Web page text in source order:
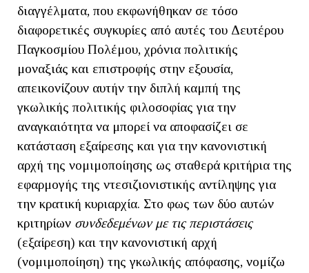
διαγγέλματα, που εκφωνήθηκαν σε τόσο
διαφορετικές συγκυρίες από αυτές του Δευτέρου
Παγκοσμίου Πολέμου, χρόνια πολιτικής
μοναξιάς και επιστροφής στην εξουσία,
απεικονίζουν αυτήν την διπλή καμπή της
γκωλικής πολιτικής φιλοσοφίας για την
αναγκαιότητα να μπορεί να αποφασίζει σε
κατάσταση εξαίρεσης και για την κανονιστική
αρχή της νομιμοποίησης ως σταθερά κριτήρια της
εφαρμογής της ντεσιζιονιστικής αντίληψης για
την κρατική κυριαρχία. Στο φως των δύο αυτών
κριτηρίων συνδεδεμένων με τις περιστάσεις
(εξαίρεση) και την κανονιστική αρχή
(νομιμοποίηση) της γκωλικής απόφασης, νομίζω